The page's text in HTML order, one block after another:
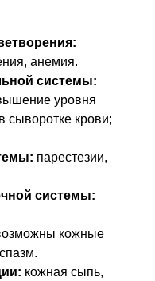
анемия.
системы:
уровня
сыворотке крови;
парестезии,
системы:
кожные
кожная сыпь,